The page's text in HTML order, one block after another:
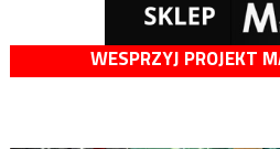
WESPRZYJ PROJEKT